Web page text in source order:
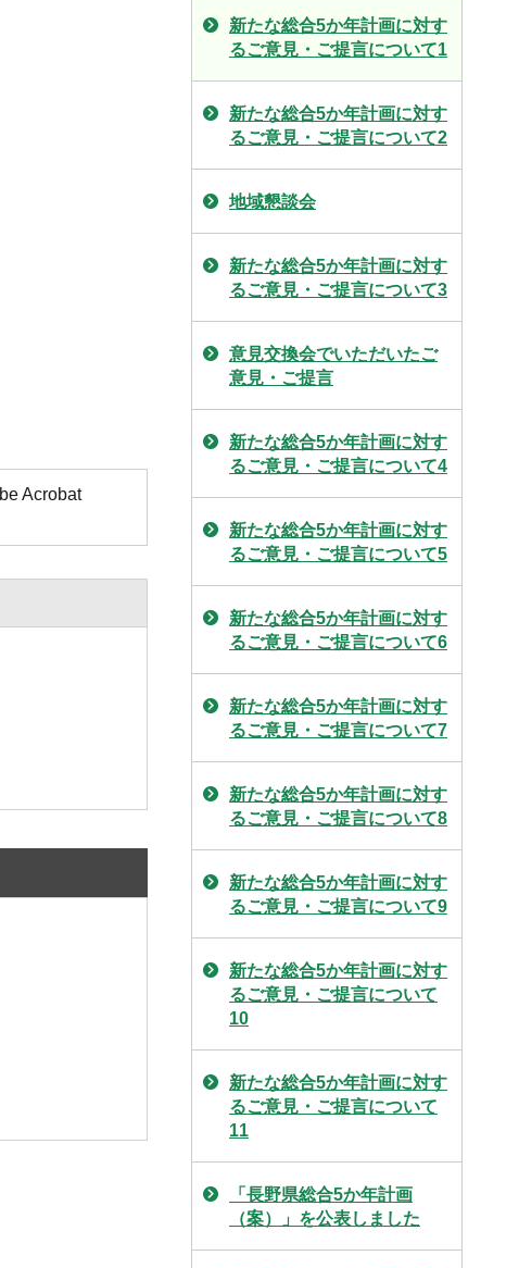
Acrobat
新たな総合5か年計画に対す
るご意見・ご提言について1
新たな総合5か年計画に対す
るご意見・ご提言について2
地域懇談会
新たな総合5か年計画に対す
るご意見・ご提言について3
意見交換会でいただいたご
意見・ご提言
新たな総合5か年計画に対す
るご意見・ご提言について4
新たな総合5か年計画に対す
るご意見・ご提言について5
新たな総合5か年計画に対す
るご意見・ご提言について6
新たな総合5か年計画に対す
るご意見・ご提言について7
新たな総合5か年計画に対す
るご意見・ご提言について8
新たな総合5か年計画に対す
るご意見・ご提言について9
新たな総合5か年計画に対す
るご意見・ご提言について
10
新たな総合5か年計画に対す
るご意見・ご提言について
11
「長野県総合5か年計画
（案）」を公表しました